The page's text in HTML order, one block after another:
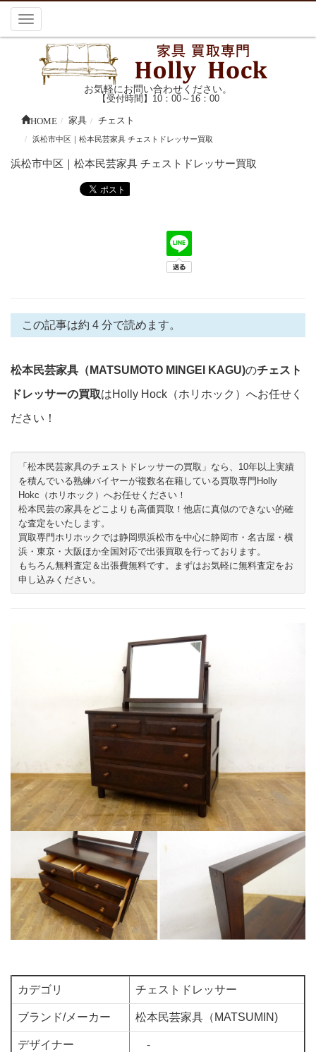
お気軽にお問い合わせください。
【受付時間】10：00～16：00
Toggle
navigation
HOME 家具 チェスト
浜松市中区｜松本民芸家具 チェストドレッサー買取
浜松市中区｜松本民芸家具 チェストドレッサー買取
この記事は約 4 分で読めます。
松本民芸家具（MATSUMOTO MINGEI KAGU)のチェスト
ドレッサーの買取はHolly Hock（ホリホック）へお任せく
ださい！
「松本民芸家具のチェストドレッサーの買取」なら、10年以上実績
を積んでいる熟練バイヤーが複数名在籍している買取専門Holly
Hokc（ホリホック）へお任せください！
松本民芸の家具をどこよりも高価買取！他店に真似のできない的確
な査定をいたします。
買取専門ホリホックでは静岡県浜松市を中心に静岡市・名古屋・横
浜・東京・大阪ほか全国対応で出張買取を行っております。
もちろん無料査定＆出張費無料です。まずはお気軽に無料査定をお
申し込みください。
カデゴリ チェストドレッサー
ブランド/メーカー 松本民芸家具（MATSUMIN)
デザイナー -